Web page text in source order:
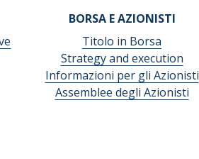
BORSA E AZIONISTI
Titolo in Borsa
Strategy and execution
Informazioni per gli Azionisti
Assemblee degli Azionisti